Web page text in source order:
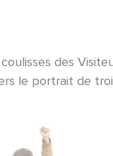
des
le portrait de